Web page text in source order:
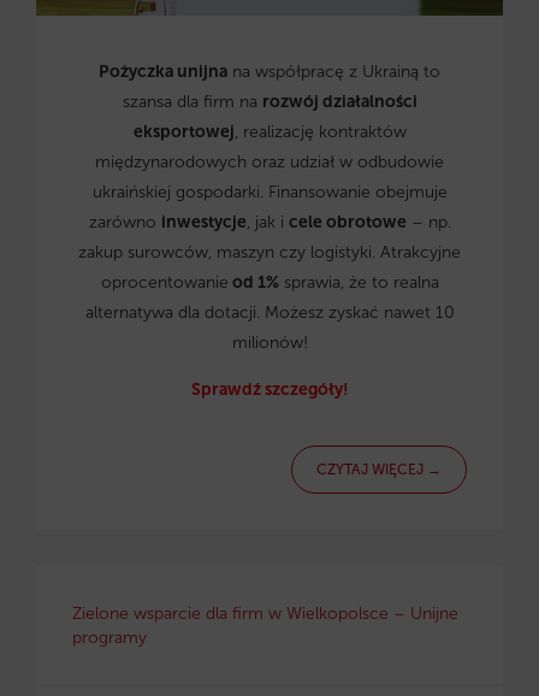
Pożyczka unijna na współpracę z Ukrainą to
szansa dla firm na rozwój działalności
eksportowej, realizację kontraktów
międzynarodowych oraz udział w odbudowie
ukraińskiej gospodarki. Finansowanie obejmuje
zarówno inwestycje, jak i cele obrotowe – np.
zakup surowców, maszyn czy logistyki. Atrakcyjne
oprocentowanie od 1%sprawia, że to realna
alternatywa dla dotacji. Możesz zyskać nawet 10
milionów!
Sprawdź szczegóły!
CZYTAJ WIĘCEJ →
Zielone wsparcie dla firm w Wielkopolsce – Unijne
programy